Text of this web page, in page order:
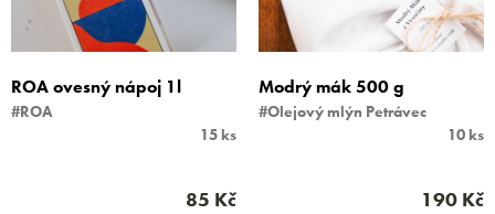
ROA ovesný nápoj 1l
#ROA
15 ks
85 Kč
Modrý mák 500 g
#Olejový mlýn Petrávec
10 ks
190 Kč